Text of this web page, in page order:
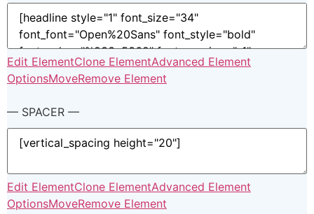
Edit ElementClone ElementAdvanced Element
OptionsMoveRemove Element
— SPACER —
Edit ElementClone ElementAdvanced Element
OptionsMoveRemove Element